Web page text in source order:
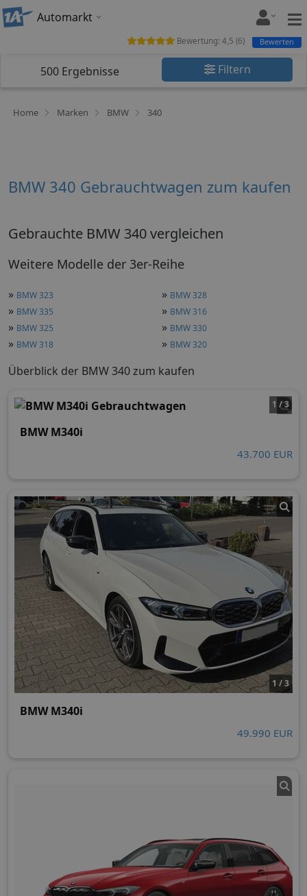
Automarkt
500 Ergebnisse Filtern
Home Marken BMW 340
Bewertung: 4,5 (6) Bewerten
BMW 340 Gebrauchtwagen zum kaufen
Gebrauchte BMW 340 vergleichen
Weitere Modelle der 3er-Reihe
» BMW 323 » BMW 328
» BMW 335 » BMW 316
» BMW 325 » BMW 330
» BMW 318 » BMW 320
Überblick der BMW 340 zum kaufen
1 / 3
BMW M340i
43.700 EUR
1 / 3
BMW M340i
49.990 EUR